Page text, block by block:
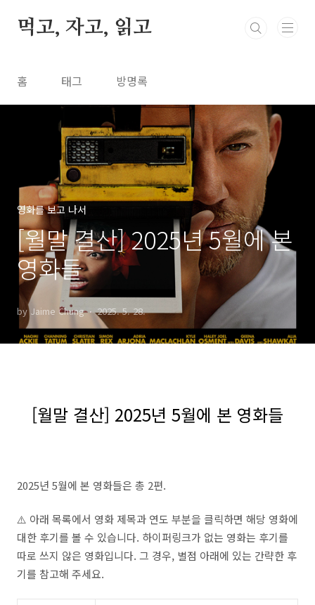
먹고, 자고, 읽고
홈 태그 방명록
영화를 보고 나서
[월말 결산] 2025년 5월에 본
영화들
by Jaime Chung 2025. 5. 28.
[월말 결산] 2025년 5월에 본 영화들
2025년 5월에 본 영화들은 총 2편.
⚠️ 아래 목록에서 영화 제목과 연도 부분을 클릭하면 해당 영화에
대한 후기를 볼 수 있습니다. 하이퍼링크가 없는 영화는 후기를
따로 쓰지 않은 영화입니다. 그 경우, 별점 아래에 있는 간략한 후
기를 참고해 주세요.